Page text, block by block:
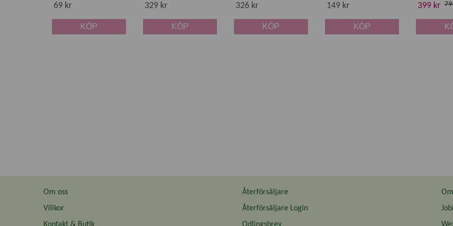
69 kr
KÖP
329 kr
KÖP
326 kr
KÖP
149 kr
KÖP
399 kr
Om oss
Villkor
Kontakt & Butik
Återförsäljare
Återförsäljare Login
Odlingsbrev